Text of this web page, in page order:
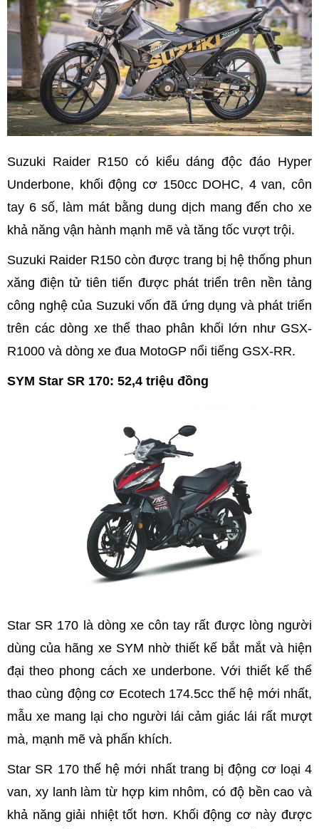
Suzuki Raider R150 có kiểu dáng độc đáo Hyper
Underbone, khối động cơ 150cc DOHC, 4 van, côn
tay 6 số, làm mát bằng dung dịch mang đến cho xe
khả năng vận hành mạnh mẽ và tăng tốc vượt trội.
Suzuki Raider R150 còn được trang bị hệ thống phun
xăng điện tử tiên tiến được phát triển trên nền tảng
công nghệ của Suzuki vốn đã ứng dụng và phát triển
trên các dòng xe thể thao phân khối lớn như GSX-
R1000 và dòng xe đua MotoGP nổi tiếng GSX-RR.
SYM Star SR 170: 52,4 triệu đồng
Star SR 170 là dòng xe côn tay rất được lòng người
dùng của hãng xe SYM nhờ thiết kế bắt mắt và hiện
đại theo phong cách xe underbone. Với thiết kế thể
thao cùng động cơ Ecotech 174.5cc thế hệ mới nhất,
mẫu xe mang lại cho người lái cảm giác lái rất mượt
mà, mạnh mẽ và phấn khích.
Star SR 170 thế hệ mới nhất trang bị động cơ loại 4
van, xy lanh làm từ hợp kim nhôm, có độ bền cao và
khả năng giải nhiệt tốt hơn. Khối động cơ này được